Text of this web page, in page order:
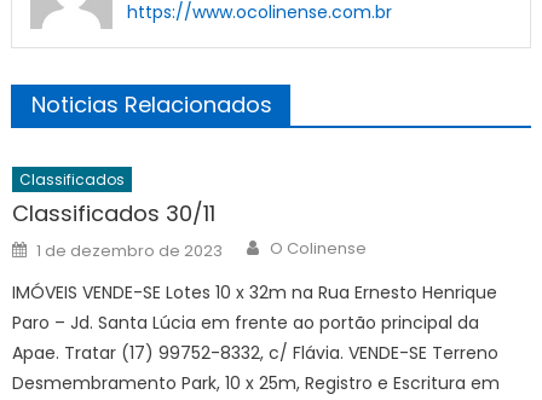
https://www.ocolinense.com.br
Noticias Relacionados
Classificados
Classificados 30/11
Posted
on
1 de dezembro de 2023 Author
O Colinense
IMÓVEIS VENDE-SE Lotes 10 x 32m na Rua Ernesto Henrique
Paro – Jd. Santa Lúcia em frente ao portão principal da
Apae. Tratar (17) 99752-8332, c/ Flávia. VENDE-SE Terreno
Desmembramento Park, 10 x 25m, Registro e Escritura em